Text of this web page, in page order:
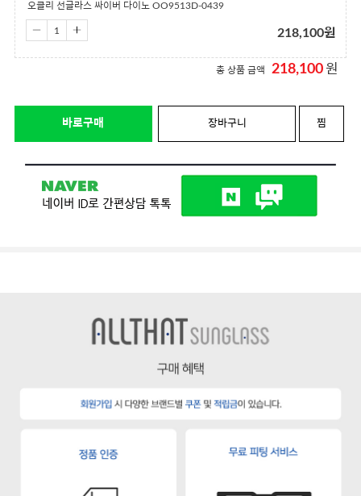
오클리 선글라스 싸이버 다이노 OO9513D-0439
218,100원
총 상품 금액 218,100 원
바로구매 장바구니 찜